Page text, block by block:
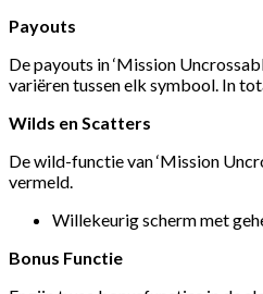
Payouts
De payouts in ‘Mission
variëren tussen elk symbool. In
Wilds en Scatters
De wild-functie van ‘Mission
vermeld.
Willekeurig scherm met
Bonus Functie